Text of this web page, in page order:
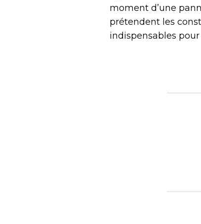
moment d’une
prétendent les
indispensables